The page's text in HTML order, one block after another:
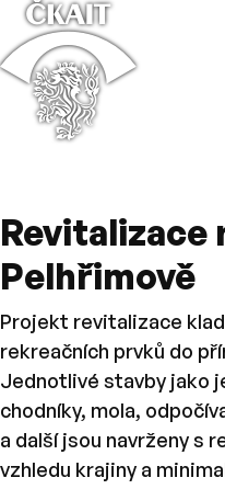
⌂
Revitalizace
Pelhřimově
Projekt revitalizace
rekreačních prvků do
Jednotlivé stavby jako
chodníky, mola,
a další jsou navrženy s
vzhledu krajiny a